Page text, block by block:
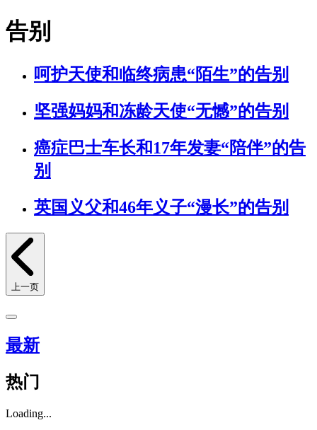
告别
呵护天使和临终病患“陌生”的告别
坚强妈妈和冻龄天使“无憾”的告别
癌症巴士车长和17年发妻“陪伴”的告
别
英国义父和46年义子“漫长”的告别
上一页
最新
热门
Loading...